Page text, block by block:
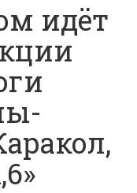
идёт